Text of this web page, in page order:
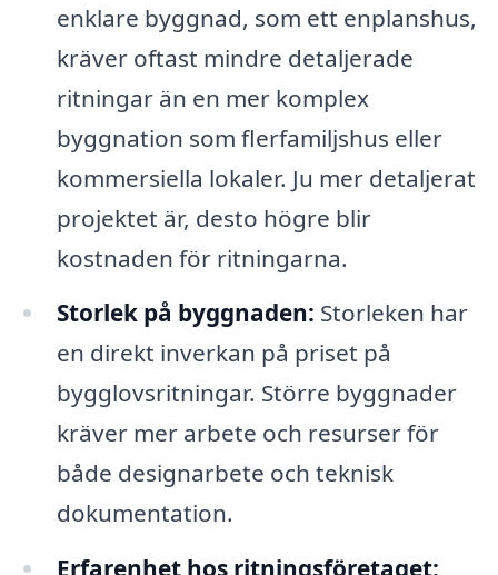
enklare byggnad, som ett enplanshus,
kräver oftast mindre detaljerade
ritningar än en mer komplex
byggnation som flerfamiljshus eller
kommersiella lokaler. Ju mer detaljerat
projektet är, desto högre blir
kostnaden för ritningarna.
Storlek på byggnaden: Storleken har
en direkt inverkan på priset på
bygglovsritningar. Större byggnader
kräver mer arbete och resurser för
både designarbete och teknisk
dokumentation.
Erfarenhet hos ritningsföretaget: